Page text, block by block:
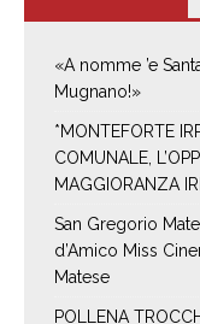
«A nomme ’e
Mugnano!»
*MONTEFORTE
COMUNALE,
MAGGIORANZA
San Gregorio
d’Amico Miss
Matese
POLLENA